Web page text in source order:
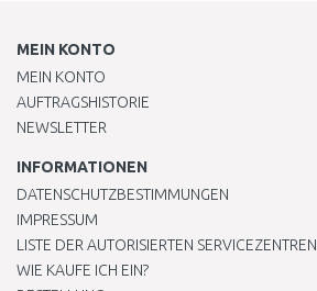
MEIN KONTO
MEIN KONTO
AUFTRAGSHISTORIE
NEWSLETTER
INFORMATIONEN
DATENSCHUTZBESTIMMUNGEN
IMPRESSUM
LISTE DER AUTORISIERTEN SERVICEZENTREN
WIE KAUFE ICH EIN?